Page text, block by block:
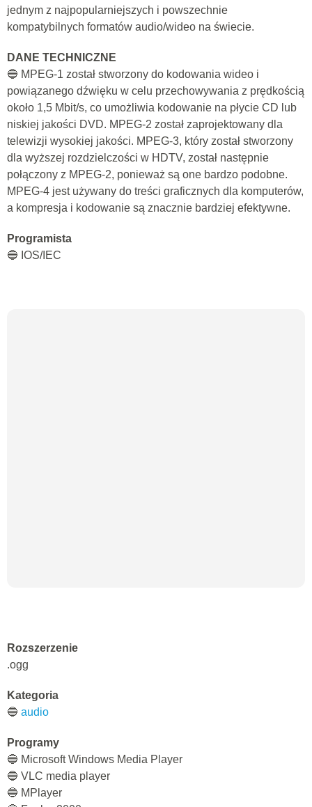
jednym z najpopularniejszych i powszechnie
kompatybilnych formatów audio/wideo na świecie.
DANE TECHNICZNE
🔵 MPEG-1 został stworzony do kodowania wideo i
powiązanego dźwięku w celu przechowywania z prędkością
około 1,5 Mbit/s, co umożliwia kodowanie na płycie CD lub
niskiej jakości DVD. MPEG-2 został zaprojektowany dla
telewizji wysokiej jakości. MPEG-3, który został stworzony
dla wyższej rozdzielczości w HDTV, został następnie
połączony z MPEG-2, ponieważ są one bardzo podobne.
MPEG-4 jest używany do treści graficznych dla komputerów,
a kompresja i kodowanie są znacznie bardziej efektywne.
Programista
🔵 IOS/IEC
Rozszerzenie
.ogg
Kategoria
🔵 audio
Programy
🔵 Microsoft Windows Media Player
🔵 VLC media player
🔵 MPlayer